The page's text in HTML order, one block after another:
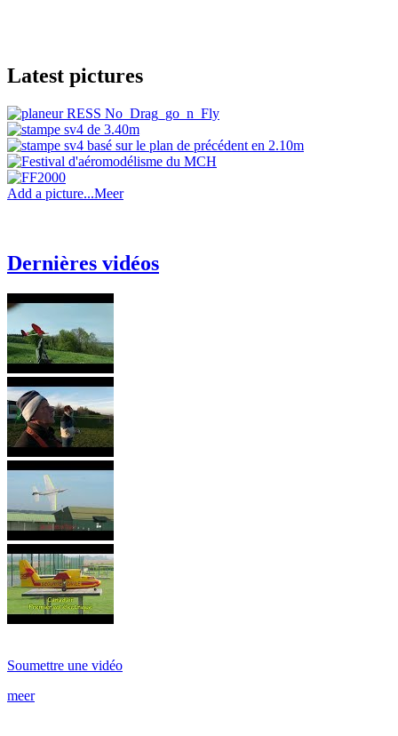
Latest pictures
Add a picture...Meer
Dernières vidéos
Soumettre une vidéo
meer